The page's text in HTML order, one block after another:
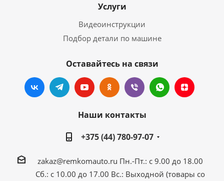
Услуги
Видеоинструкции
Подбор детали по машине
Оставайтесь на связи
Наши контакты
+375 (44) 780-97-07
zakaz@remkomauto.ru Пн.-Пт.: с 9.00 до 18.00
Сб.: с 10.00 до 17.00 Вс.: Выходной (товары со